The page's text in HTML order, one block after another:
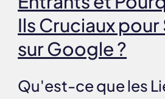
Ils Cruciaux pour
sur Google ?
Qu'est-ce que les